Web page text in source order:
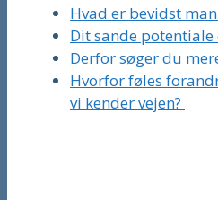
Hvad er bevidst
Dit sande
Derfor søger du
Hvorfor føles
vi kender vejen?